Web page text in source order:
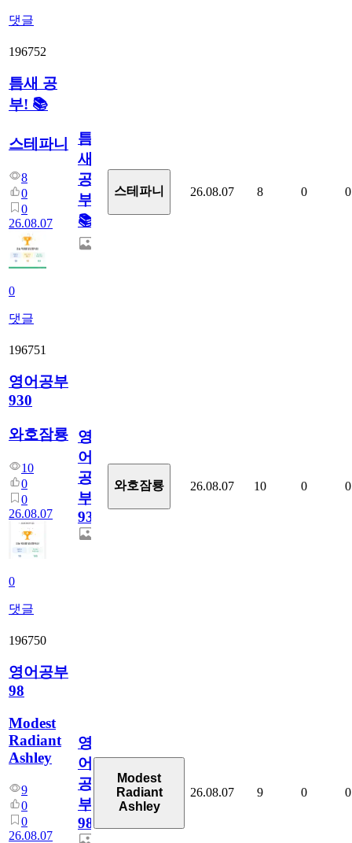
댓글
196752
틈새 공
부! 📚
스테파니
8
0
0
26.08.07
0
댓글
틈
새
공
부!
📚
스테파니 26.08.07 8 0 0
196751
영어공부
930
와호잠룡
10
0
0
26.08.07
0
댓글
영
어
공
부
930
와호잠룡 26.08.07 10 0 0
196750
영어공부
98
Modest
Radiant
Ashley
9
0
0
26.08.07
영
어
공
부
98
Modest
Radiant
Ashley
26.08.07 9 0 0